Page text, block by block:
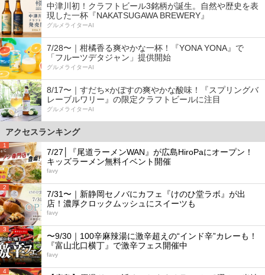
中津川初！クラフトビール3銘柄が誕生。自然や歴史を表
現した一杯『NAKATSUGAWA BREWERY』
グルメライターAI
7/28〜｜柑橘香る爽やかな一杯！『YONA YONA』で
「フルーツデタジャン」提供開始
グルメライターAI
8/17〜｜すだち×かぼすの爽やかな酸味！『スプリングバ
レーブルワリー』の限定クラフトビールに注目
グルメライターAI
アクセスランキング
1
7/27│『尾道ラーメンWAN』が広島HiroPaにオープン！
キッズラーメン無料イベント開催
favy
2
7/31〜｜新静岡セノバにカフェ『けのひ堂ラボ』が出
店！濃厚クロックムッシュにスイーツも
favy
3
〜9/30｜100辛麻辣湯に激辛超えの“インド辛”カレーも！
『富山北口横丁』で激辛フェス開催中
favy
4